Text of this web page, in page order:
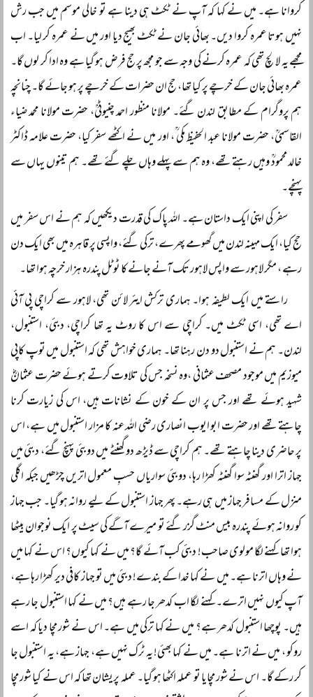
کروانا ہے۔ میں نے کہا کہ آپ نے ٹکٹ ہی دینا ہے تو خالی موسم میں جب رش
نہیں ہوتا عمرہ کروا دیں۔ بھائی جان نے ٹکٹ بھیج دیا اور میں نے عمرہ کر لیا۔ اب
مجھے یہ لالچ تھی کہ عمرہ کرنے کی وجہ سے جو مجھ پر حج فرض ہو گیا ہے وہ ادا کر لوں گا۔
عمرہ بھائی جان کے خرچے پر کیا تھا، حج ان حضرات کے خرچے پر ہو جائے گا۔ چنانچہ
ہم پروگرام کے مطابق لندن گئے۔ مولانا منظور احمد چنیوٹیؒ، حضرت مولانا محمد ضیاء
القاسمیؒ، حضرت مولانا عبد الحفیظ مکی ؒ، اور میں نے اکٹھے سفر کیا، حضرت علامہ ڈاکٹر
خالد محمودؒ وہیں رہتے تھے، وہ ہم سے پہلے وہاں چلے گئے تھے۔ ہم تینوں یہاں سے
پہنچے۔
سفر کی اپنی ایک داستان ہے۔ اللہ پاک کی قدرت دیکھیں کہ ہم نے اس سفر میں
حج کیا، ایک مہینہ لندن میں گھومے پھرے، ترکی گئے، واپسی پر قاہرہ میں بھی ایک دن
رہے ، مگر لاہور سے واپس لاہور تک آنے جانے کا ٹوٹل پندرہ ہزار خرچہ ہوا تھا۔
راستے میں ایک لطیفہ ہوا۔ ہماری ترکش ایئر لائن تھی، لاہور سے کراچی پی آئی
اے تھی، اسی ٹکٹ میں۔ کراچی سے اس کا روٹ یہ تھا کراچی، دبئی، استنبول،
لندن۔ ہم نے استنبول دو دن رہنا تھا۔ ہماری خواہش تھی کہ استنبول میں توپ کاپی
میوزیم میں موجود مصحف عثمانی ،وہ نسخہ جس کی تلاوت کرتے ہوئے حضرت عثمانؓ
شہید ہوئے تھے اور جس پر ان کے خون کے نشانات ہیں، اس کی زیارت کرنا
چاہتے تھے اور حضرت ابو ایوب انصاری رضی اللہ عنہ کا مزار استنبول میں ہے، اس
پر حاضری دینا چاہتے تھے۔ ہم کراچی سے ڈیڑھ دو گھنٹے میں دوبئی پہنچ گئے، دبئی میں
جہاز اترا اور گھنٹہ سوا گھنٹہ کھڑا رہا، دوبئی سواریاں حسبِ معمول اتریں چڑھیں جبکہ اگلی
منزل کے مسافر جہاز میں ہی رہے۔ پھر جہاز استنبول کے لیے روانہ ہو گیا۔ جب جہاز
کو روانہ ہوئے پندرہ بیس منٹ گزر گئے تو میرے آگے کی سیٹ پر ایک نوجوان بیٹھا
ہوا تھا کہنے لگا مولوی صاحب! دبئی کب آئے گا؟ میں نے کہا کیوں؟ اس نے کہا میں
نے وہاں اترنا ہے۔ میں نے کہا خدا کے بندے! دبئی میں تو جہاز کافی دیر کھڑا رہا ہے،
آپ کیوں نہیں اترے۔ کہنے لگا اب کدھر جا رہے ہیں؟ میں نے کہا استنبول جا رہے
ہیں۔ پوچھا استنبول کدھر ہے؟ میں نے کہا ترکی میں ہے۔ اس نے شور مچا دیا کہ اسے
روکو ، میں نے اترنا ہے۔ میں نے کہا بھئی! یہ ٹرک نہیں ہے، جہاز ہے، یہ استنبول جا
کر رکے گا۔ اس نے شور مچایا تو عملہ اکٹھا ہو گیا۔ عملہ پریشان تھا کہ اس نے کیا شور مچا